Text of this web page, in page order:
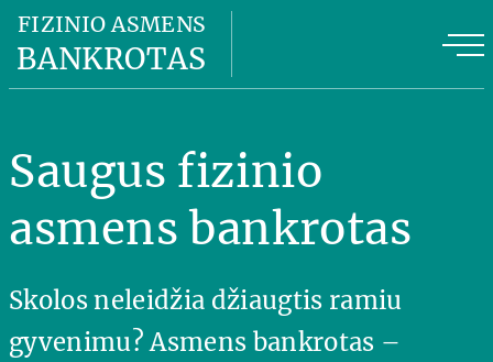
FIZINIO ASMENS
BANKROTAS Fizinio asmens bankroto kaina
Apie mus
Saugus fizinio
asmens bankrotas
Skolos neleidžia džiaugtis ramiu
gyvenimu? Asmens bankrotas –